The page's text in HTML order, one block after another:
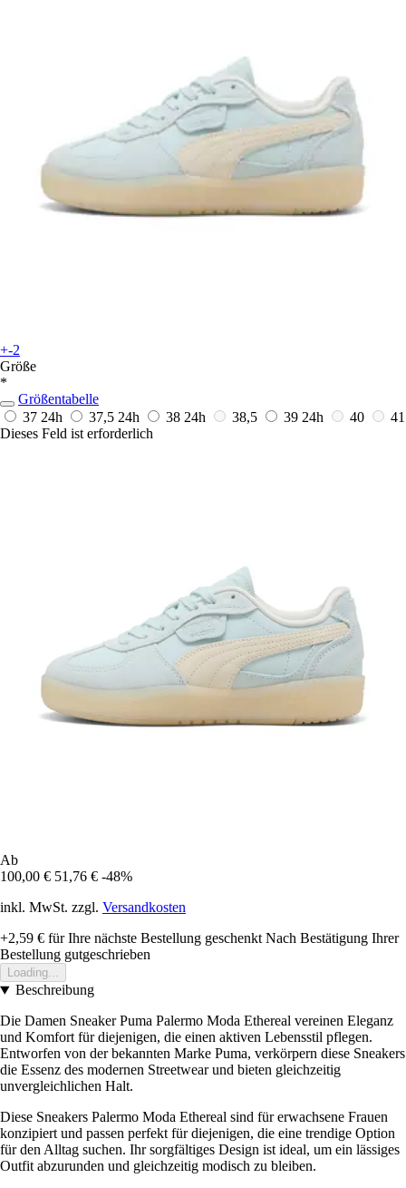
+-2
Größe
*
Größentabelle
37 24h 37,5 24h 38 24h 38,5 39 24h 40
41
Dieses Feld ist erforderlich
Ab
100,00 € 51,76 € -48%
inkl. MwSt. zzgl. Versandkosten
+2,59 € für Ihre nächste Bestellung geschenkt Nach Bestätigung Ihrer
Bestellung gutgeschrieben
Loading...
Beschreibung
Die Damen Sneaker Puma Palermo Moda Ethereal vereinen Eleganz
und Komfort für diejenigen, die einen aktiven Lebensstil pflegen.
Entworfen von der bekannten Marke Puma, verkörpern diese Sneakers
die Essenz des modernen Streetwear und bieten gleichzeitig
unvergleichlichen Halt.
Diese Sneakers Palermo Moda Ethereal sind für erwachsene Frauen
konzipiert und passen perfekt für diejenigen, die eine trendige Option
für den Alltag suchen. Ihr sorgfältiges Design ist ideal, um ein lässiges
Outfit abzurunden und gleichzeitig modisch zu bleiben.